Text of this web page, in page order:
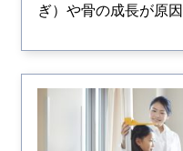
ぎ）や骨の成長が原